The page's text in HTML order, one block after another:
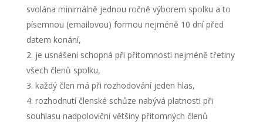
svolána minimálně jednou ročně výborem spolku a to
písemnou (emailovou) formou nejméně 10 dní před
datem konání,
je usnášení schopná při přítomnosti nejméně třetiny
všech členů spolku,
každý člen má při rozhodování jeden hlas,
rozhodnutí členské schůze nabývá platnosti při
souhlasu nadpoloviční většiny přítomných členů